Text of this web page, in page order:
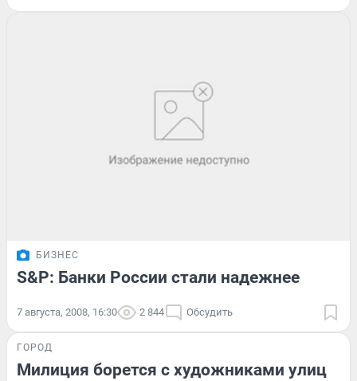
БИЗНЕС
S&P: Банки России стали надежнее
7 августа, 2008, 16:30 2 844 Обсудить
ГОРОД
Милиция борется с художниками улиц